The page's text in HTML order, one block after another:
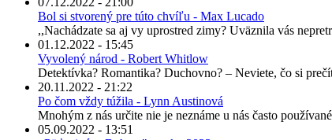
Bol si stvorený pre túto chvíľu - Max Lucado
,,Nachádzate sa aj vy uprostred zimy? Uväznila vás
01.12.2022 - 15:45
Vyvolený národ - Robert Whitlow
Detektívka? Romantika? Duchovno? – Neviete, čo si
20.11.2022 - 21:22
Po čom vždy túžila - Lynn Austinová
Mnohým z nás určite nie je neznáme u nás často
05.09.2022 - 13:51